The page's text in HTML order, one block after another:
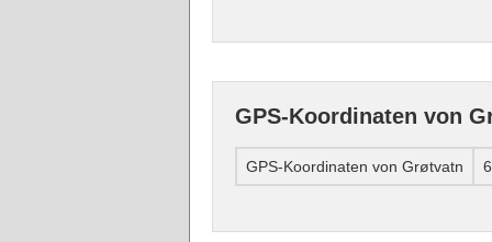
GPS-Koordinaten von
GPS-Koordinaten von Grøtvatn